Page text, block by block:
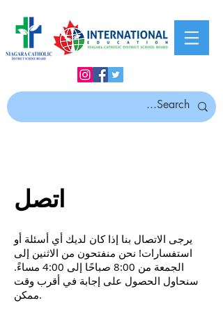
اتصل
يرجى الاتصال بنا إذا كان لديك أي أسئلة أو
استفسارات! نحن منفتحون من الاثنين إلى
الجمعة من 8:00 صباحًا إلى 4:00 مساءً.
سنحاول الحصول على إجابة في أقرب وقت
ممكن.